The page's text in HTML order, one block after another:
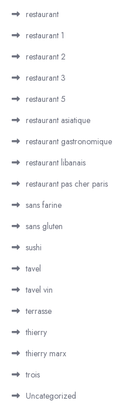
restaurant
restaurant 1
restaurant 2
restaurant 3
restaurant 5
restaurant asiatique
restaurant gastronomique
restaurant libanais
restaurant pas cher paris
sans farine
sans gluten
sushi
tavel
tavel vin
terrasse
thierry
thierry marx
trois
Uncategorized